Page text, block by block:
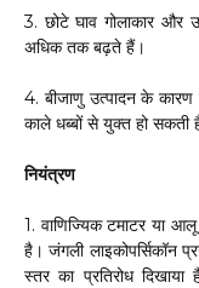
3. छोटे घाव गोलाकार और
अधिक तक बढ़ते हैं।
4. बीजाणु उत्पादन के
काले धब्बों से युक्त हो सकती
नियंत्रण
1. वाणिज्यिक टमाटर या
है। जंगली लाइकोपर्सिकॉन
स्तर का प्रतिरोध